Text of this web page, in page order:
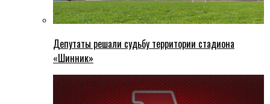
Депутаты решали судьбу территории стадиона
«Шинник»